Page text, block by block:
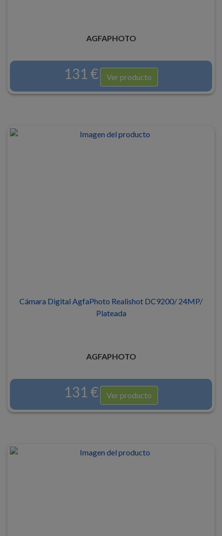
AGFAPHOTO
131 € Ver producto
Cámara Digital AgfaPhoto Realishot DC9200/ 24MP/
Plateada
AGFAPHOTO
131 € Ver producto